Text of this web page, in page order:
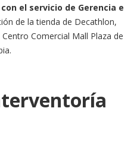
el servicio de Gerencia e
de la tienda de Decathlon,
Comercial Mall Plaza de